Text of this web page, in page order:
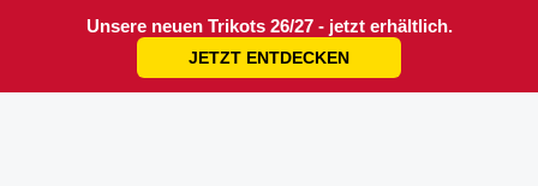
Unsere neuen Trikots 26/27 - jetzt erhältlich.
JETZT ENTDECKEN